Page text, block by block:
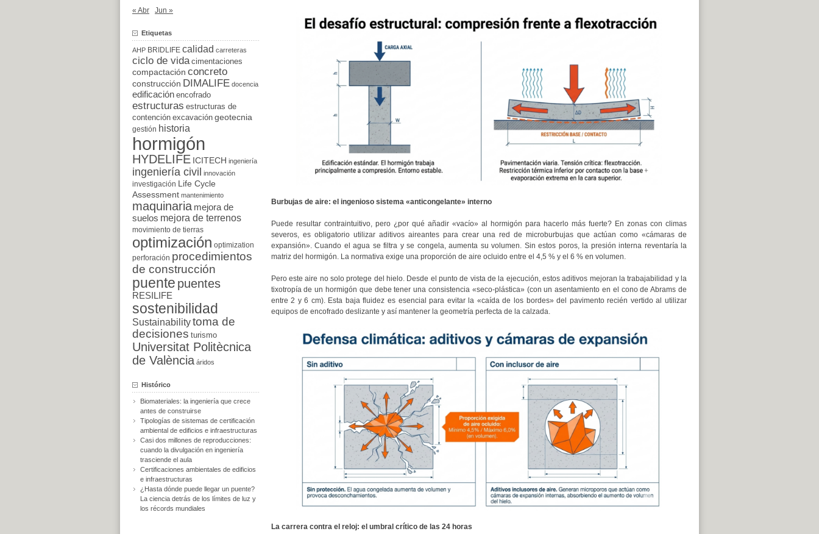
Burbujas de aire: el ingenioso sistema «anticongelante» interno
Puede resultar contraintuitivo, pero ¿por qué añadir «vacío» al hormigón para hacerlo más fuerte? En zonas con climas
severos, es obligatorio utilizar aditivos aireantes para crear una red de microburbujas que actúan como «cámaras de
expansión». Cuando el agua se filtra y se congela, aumenta su volumen. Sin estos poros, la presión interna reventaría la
matriz del hormigón. La normativa exige una proporción de aire ocluido entre el 4,5 % y el 6 % en volumen.
Pero este aire no solo protege del hielo. Desde el punto de vista de la ejecución, estos aditivos mejoran la trabajabilidad y la
tixotropía de un hormigón que debe tener una consistencia «seco-plástica» (con un asentamiento en el cono de Abrams de
entre 2 y 6 cm). Esta baja fluidez es esencial para evitar la «caída de los bordes» del pavimento recién vertido al utilizar
equipos de encofrado deslizante y así mantener la geometría perfecta de la calzada.
La carrera contra el reloj: el umbral crítico de las 24 horas
« Abr Jun »
Etiquetas
AHP BRIDLIFE calidad carreteras
ciclo de vida cimentaciones
compactación concreto
construcción DIMALIFE docencia
edificación encofrado
estructuras estructuras de
contención excavación geotecnia
gestión historia
hormigón
HYDELIFE ICITECH ingeniería
ingeniería civil innovación
investigación
Life Cycle
Assessment mantenimiento
maquinaria mejora de
suelos mejora de terrenos
movimiento de tierras
optimización optimization
perforación procedimientos
de construcción
puente puentes
RESILIFE
sostenibilidad
Sustainabilitytoma de
decisiones turismo
Universitat Politècnica
de València áridos
Histórico
Biomateriales: la ingeniería que crece
antes de construirse
Tipologías de sistemas de certificación
ambiental de edificios e infraestructuras
Casi dos millones de reproducciones:
cuando la divulgación en ingeniería
trasciende el aula
Certificaciones ambientales de edificios
e infraestructuras
¿Hasta dónde puede llegar un puente?
La ciencia detrás de los límites de luz y
los récords mundiales